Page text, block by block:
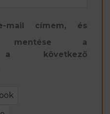
mail címem, és
mentése a
a következő